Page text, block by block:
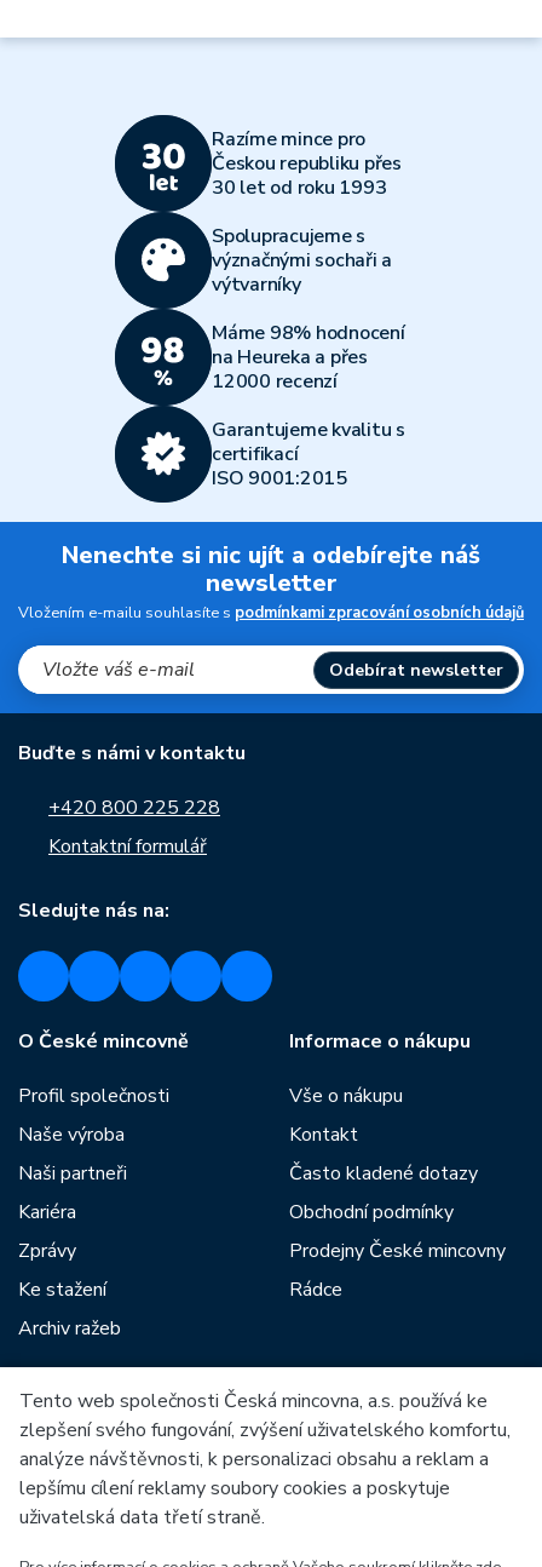
Razíme mince pro
Českou republiku přes
30 let od roku 1993
Spolupracujeme s
význačnými sochaři a
výtvarníky
Máme 98% hodnocení
na Heureka a přes
12000 recenzí
Garantujeme kvalitu s
certifikací
ISO 9001:2015
Nenechte si nic ujít a odebírejte náš
newsletter
Vložením e-mailu souhlasíte s podmínkami zpracování osobních údajů
Odebírat newsletter
Buďte s námi v kontaktu
+420 800 225 228
Kontaktní formulář
Sledujte nás na:
O České mincovně
Profil společnosti
Naše výroba
Naši partneři
Kariéra
Zprávy
Ke stažení
Archiv ražeb
Informace o nákupu
Vše o nákupu
Kontakt
Často kladené dotazy
Obchodní podmínky
Prodejny České mincovny
Rádce
Mezi naše partnery patří:
Tento web společnosti Česká mincovna, a.s. používá ke
zlepšení svého fungování, zvýšení uživatelského komfortu,
analýze návštěvnosti, k personalizaci obsahu a reklam a
lepšímu cílení reklamy soubory cookies a poskytuje
uživatelská data třetí straně.